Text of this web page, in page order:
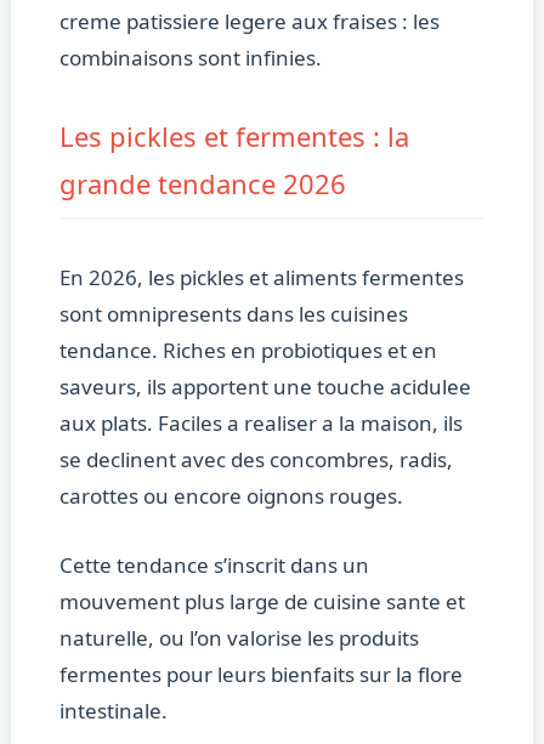
creme patissiere legere aux fraises : les
combinaisons sont infinies.
Les pickles et fermentes : la
grande tendance 2026
En 2026, les pickles et aliments fermentes
sont omnipresents dans les cuisines
tendance. Riches en probiotiques et en
saveurs, ils apportent une touche acidulee
aux plats. Faciles a realiser a la maison, ils
se declinent avec des concombres, radis,
carottes ou encore oignons rouges.
Cette tendance s’inscrit dans un
mouvement plus large de cuisine sante et
naturelle, ou l’on valorise les produits
fermentes pour leurs bienfaits sur la flore
intestinale.